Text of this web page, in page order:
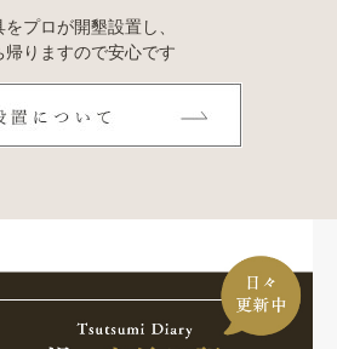
プロが開墾設置し、
帰りますので安心です